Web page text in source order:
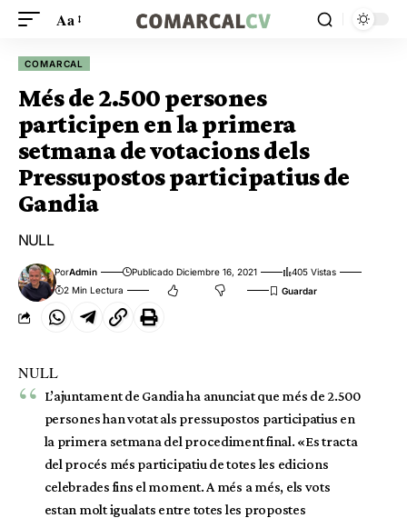
Aa
COMARCAL
Més de 2.500 persones
participen en la primera
setmana de votacions dels
Pressupostos participatius de
Gandia
NULL
PorAdmin Publicado Diciembre 16, 2021
405 Vistas
2 Min Lectura
NULL
L’ajuntament de Gandia ha anunciat que més de 2.500
persones han votat als pressupostos participatius en
la primera setmana del procediment final. «Es tracta
del procés més participatiu de totes les edicions
celebrades fins el moment. A més a més, els vots
estan molt igualats entre totes les propostes